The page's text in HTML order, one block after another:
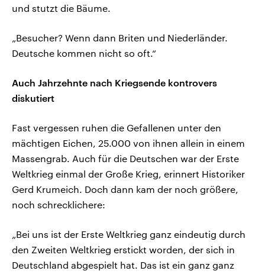
und stutzt die Bäume.
„Besucher? Wenn dann Briten und Niederländer.
Deutsche kommen nicht so oft.“
Auch Jahrzehnte nach Kriegsende kontrovers
diskutiert
Fast vergessen ruhen die Gefallenen unter den
mächtigen Eichen, 25.000 von ihnen allein in einem
Massengrab. Auch für die Deutschen war der Erste
Weltkrieg einmal der Große Krieg, erinnert Historiker
Gerd Krumeich. Doch dann kam der noch größere,
noch schrecklichere:
„Bei uns ist der Erste Weltkrieg ganz eindeutig durch
den Zweiten Weltkrieg erstickt worden, der sich in
Deutschland abgespielt hat. Das ist ein ganz ganz